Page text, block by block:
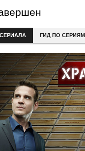
ГИД ПО СЕРИЯМ